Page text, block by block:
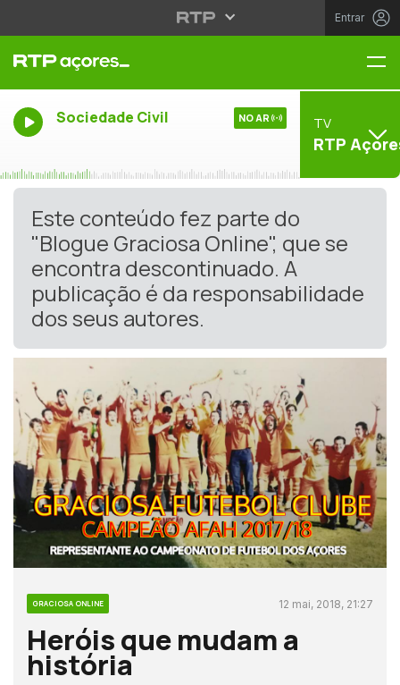
Entrar
Sociedade Civil NO AR TV
RTP
Este conteúdo fez parte do
"Blogue Graciosa Online", que se
encontra descontinuado. A
publicação é da responsabilidade
dos seus autores.
GRACIOSA ONLINE 12 mai, 2018, 21:27
Heróis que mudam a
história